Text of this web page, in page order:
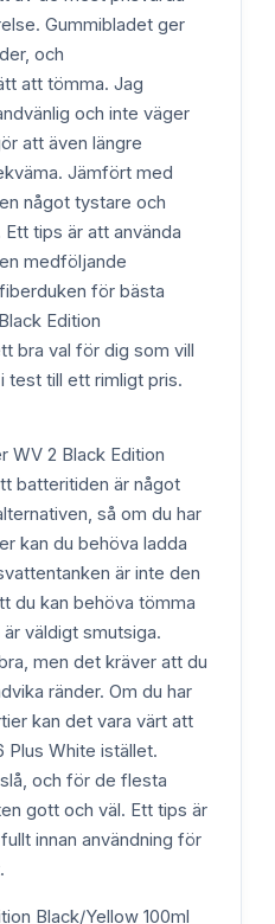
Gummibladet ger
och
att tömma. Jag
och inte väger
att även längre
Jämfört med
något tystare och
tips är att använda
medföljande
för bästa
Edition
bra val för dig som vill
test till ett rimligt pris.
WV 2 Black Edition
batteritiden är något
så om du har
kan du behöva ladda
är inte den
du kan behöva tömma
väldigt smutsiga.
men det kräver att du
ränder. Om du har
kan det vara värt att
Plus White istället.
och för de flesta
gott och väl. Ett tips är
innan användning för
Black/Yellow 100ml